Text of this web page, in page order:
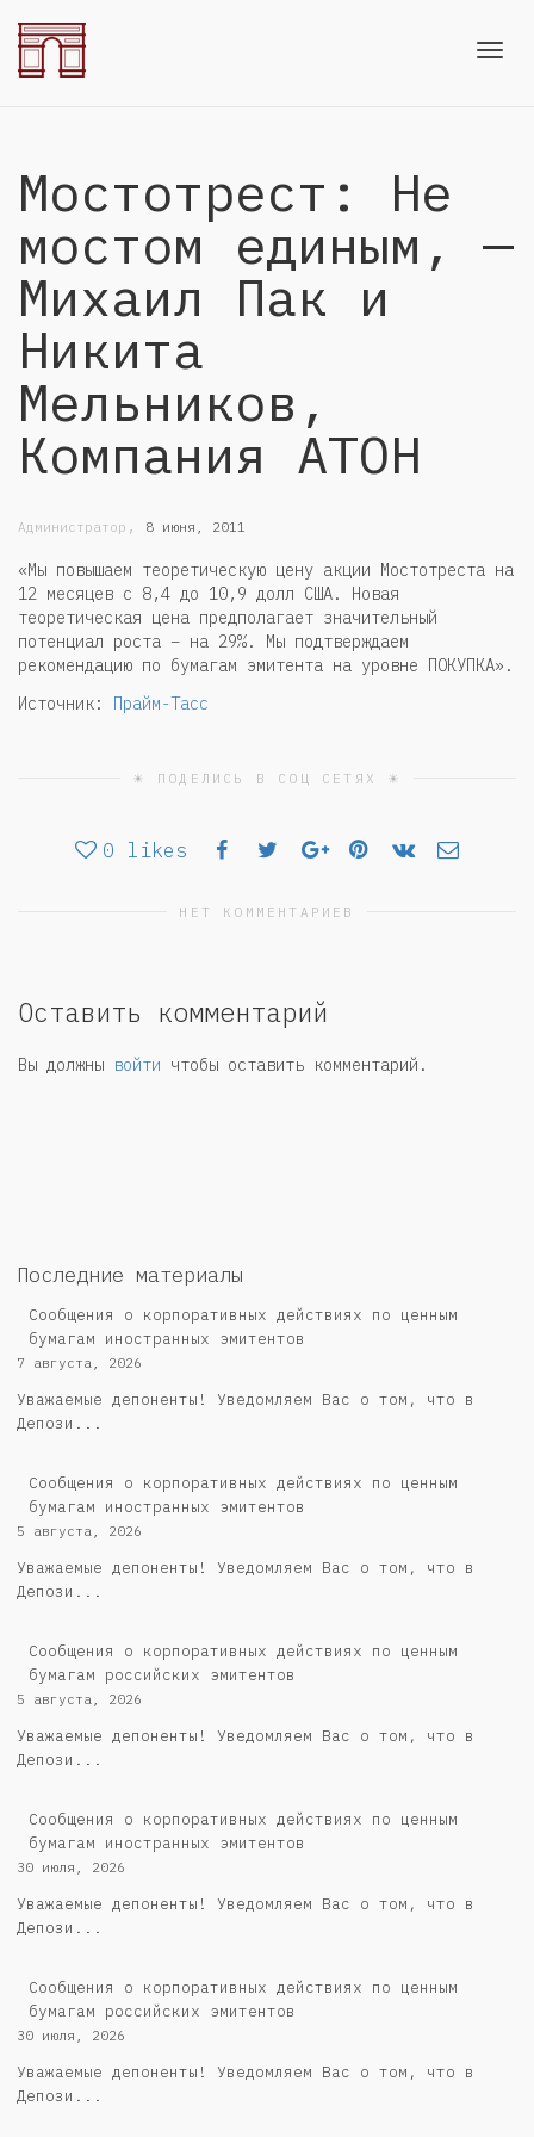
Мостотрест: Не
мостом единым, —
Михаил Пак и
Никита
Мельников,
Компания АТОН
Администратор , 8 июня, 2011
«Мы повышаем теоретическую цену акции Мостотреста на
12 месяцев с 8,4 до 10,9 долл США. Новая
теоретическая цена предполагает значительный
потенциал роста – на 29%. Мы подтверждаем
рекомендацию по бумагам эмитента на уровне ПОКУПКА».
Источник: Прайм-Тасс
☀ ПОДЕЛИСЬ В СОЦ СЕТЯХ ☀
0 likes
НЕТ КОММЕНТАРИЕВ
Оставить комментарий
Вы должны войти чтобы оставить комментарий.
Последние материалы
Сообщения о корпоративных действиях по ценным
бумагам иностранных эмитентов
7 августа, 2026
Уважаемые депоненты! Уведомляем Вас о том, что в
Депози...
Сообщения о корпоративных действиях по ценным
бумагам иностранных эмитентов
5 августа, 2026
Уважаемые депоненты! Уведомляем Вас о том, что в
Депози...
Cообщения о корпоративных действиях по ценным
бумагам российских эмитентов
5 августа, 2026
Уважаемые депоненты! Уведомляем Вас о том, что в
Депози...
Сообщения о корпоративных действиях по ценным
бумагам иностранных эмитентов
30 июля, 2026
Уважаемые депоненты! Уведомляем Вас о том, что в
Депози...
Cообщения о корпоративных действиях по ценным
бумагам российских эмитентов
30 июля, 2026
Уважаемые депоненты! Уведомляем Вас о том, что в
Депози...